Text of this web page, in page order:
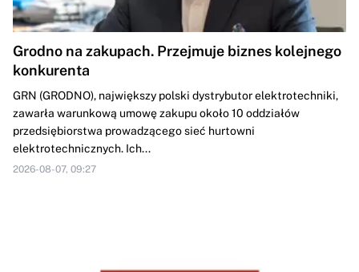
Grodno na zakupach. Przejmuje biznes kolejnego
konkurenta
GRN (GRODNO), największy polski dystrybutor elektrotechniki,
zawarła warunkową umowę zakupu około 10 oddziałów
przedsiębiorstwa prowadzącego sieć hurtowni
elektrotechnicznych. Ich...
2026-08-07, 09:27